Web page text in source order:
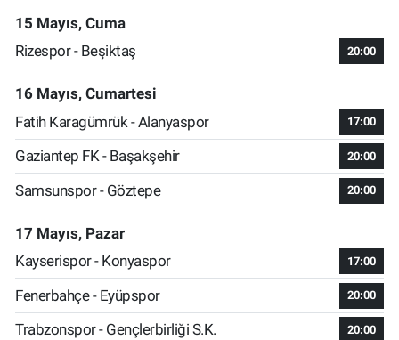
15 Mayıs, Cuma
Rizespor - Beşiktaş
20:00
16 Mayıs, Cumartesi
Fatih Karagümrük - Alanyaspor
17:00
Gaziantep FK - Başakşehir 20:00
Samsunspor - Göztepe 20:00
17 Mayıs, Pazar
Kayserispor - Konyaspor
17:00
Fenerbahçe - Eyüpspor 20:00
Trabzonspor - Gençlerbirliği S.K. 20:00